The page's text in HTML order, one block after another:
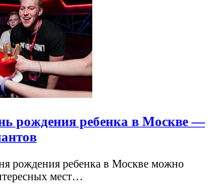
рождения ребенка в Москве —
рождения ребенка в Москве можно
мест…